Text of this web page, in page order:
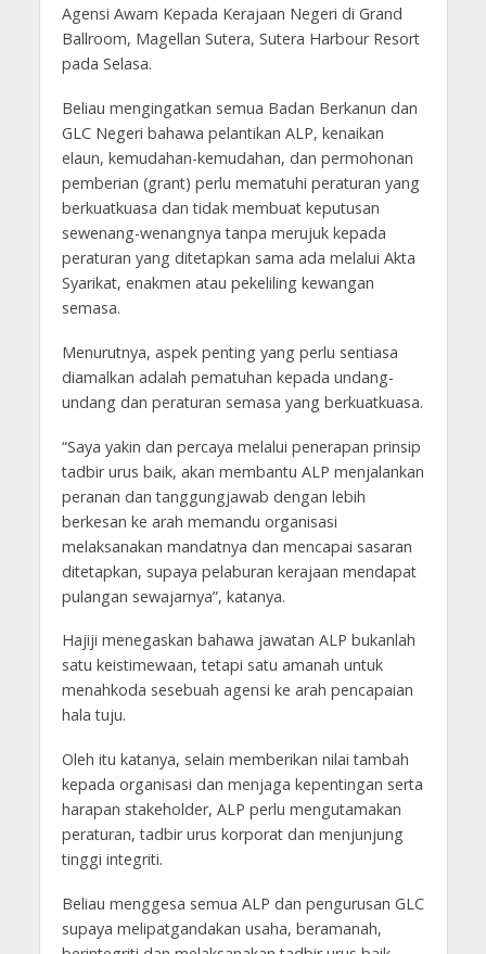
Agensi Awam Kepada Kerajaan Negeri di Grand
Ballroom, Magellan Sutera, Sutera Harbour Resort
pada Selasa.
Beliau mengingatkan semua Badan Berkanun dan
GLC Negeri bahawa pelantikan ALP, kenaikan
elaun, kemudahan-kemudahan, dan permohonan
pemberian (grant) perlu mematuhi peraturan yang
berkuatkuasa dan tidak membuat keputusan
sewenang-wenangnya tanpa merujuk kepada
peraturan yang ditetapkan sama ada melalui Akta
Syarikat, enakmen atau pekeliling kewangan
semasa.
Menurutnya, aspek penting yang perlu sentiasa
diamalkan adalah pematuhan kepada undang-
undang dan peraturan semasa yang berkuatkuasa.
“Saya yakin dan percaya melalui penerapan prinsip
tadbir urus baik, akan membantu ALP menjalankan
peranan dan tanggungjawab dengan lebih
berkesan ke arah memandu organisasi
melaksanakan mandatnya dan mencapai sasaran
ditetapkan, supaya pelaburan kerajaan mendapat
pulangan sewajarnya”, katanya.
Hajiji menegaskan bahawa jawatan ALP bukanlah
satu keistimewaan, tetapi satu amanah untuk
menahkoda sesebuah agensi ke arah pencapaian
hala tuju.
Oleh itu katanya, selain memberikan nilai tambah
kepada organisasi dan menjaga kepentingan serta
harapan stakeholder, ALP perlu mengutamakan
peraturan, tadbir urus korporat dan menjunjung
tinggi integriti.
Beliau menggesa semua ALP dan pengurusan GLC
supaya melipatgandakan usaha, beramanah,